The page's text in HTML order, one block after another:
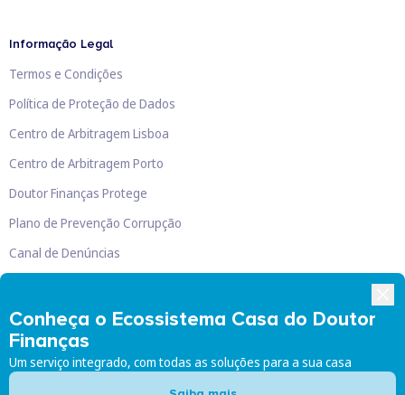
Conheça o Ecossistema Casa do Doutor
Finanças
Um serviço integrado, com todas as soluções para a sua casa
Informação Legal
Termos e Condições
Política de Proteção de Dados
Centro de Arbitragem Lisboa
Centro de Arbitragem Porto
Doutor Finanças Protege
Plano de Prevenção Corrupção
Canal de Denúncias
Doutor Finanças, Lda